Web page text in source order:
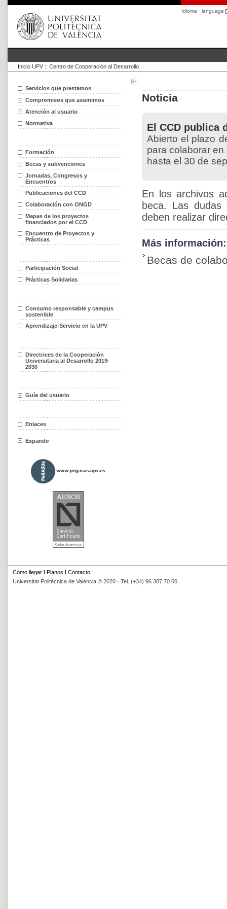
Idioma · language
Inicio UPV :: Centro de Cooperación al Desarrollo
Servicios que prestamos
Compromisos que asumimos
Atención al usuario
Normativa
Formación
Becas y subvenciones
Jornadas, Congresos y
Encuentros
Publicaciones del CCD
Colaboración con ONGD
Mapas de los proyectos
financiados por el CCD
Encuentro de Proyectos y
Prácticas
Participación Social
Prácticas Solidarias
Consumo responsable y campus
sostenible
Aprendizaje-Servicio en la UPV
Directrices de la Cooperación
Universitaria al Desarrollo 2019-
2030
Guía del usuario
Enlaces
Expandir
Noticia
El CCD publica
Abierto el plazo
para colaborar
hasta el 30 de
En los archivos
beca. Las
deben realizar
Más información:
Becas de
Cómo llegar I Planos I Contacto
Universitat Politècnica de València © 2020 · Tel. (+34) 96 387 70 00